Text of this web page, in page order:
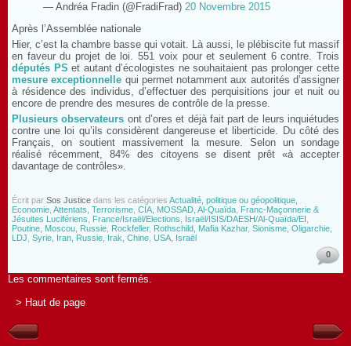
— Andréa Fradin (@FradiFrad) 20 Novembre 2015
Après l’Assemblée nationale
Hier, c’est la chambre basse qui votait. Là aussi, le plébiscite fut massif
en faveur du projet de loi. 551 voix pour et seulement 6 contre. Trois
députés PS et autant d’écologistes ne souhaitaient pas prolonger cette
mesure exceptionnelle qui permet notamment aux autorités d’assigner
à résidence des individus, d’effectuer des perquisitions jour et nuit ou
encore de prendre des mesures de contrôle de la presse.
Plusieurs observateurs ont d’ores et déjà fait part de leurs inquiétudes
contre une loi qu’ils considèrent dangereuse et liberticide. Du côté des
Français, on soutient massivement la mesure. Selon un sondage
réalisé récemment, 84% des citoyens se disent prêt «à accepter
davantage de contrôles».
Écrit par Sos Justice dans les catégories Actualité, politique ou géopolitique,
Economie Attentats, Terrorisme CIA, MOSSAD, Al-Quaïda Franc-Maçonnerie &
Jésuites Lucifériens
France/Israël/Elections Israël/ISIS/DAESH/Al-Quaïda/EI
Poutine, Moscou, Russie Rockfeller, Rothschild, Mafia Kazhar, Sionisme, Oligarchie,
LDJ Syrie, Iran, Russie, Irak, Chine USA, Israël
0
Les commentaires sont fermés.
> Haut de page